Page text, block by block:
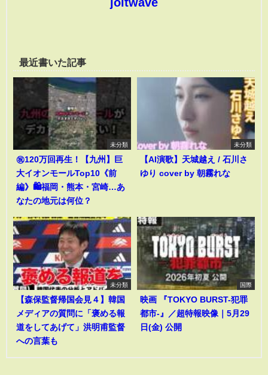
最近書いた記事
未分類
㊗️120万回再生！【九州】巨
大イオンモールTop10《前
編》🛍️福岡・熊本・宮崎…あ
なたの地元は何位？
未分類
【AI演歌】天城越え / 石川さ
ゆり cover by 朝霧れな
未分類
【森保監督帰国会見４】韓国
メディアの質問に「褒める報
道をしてあげて」洪明甫監督
への言葉も
国際
映画 『TOKYO BURST-犯罪
都市-』／超特報映像｜5月29
日(金) 公開